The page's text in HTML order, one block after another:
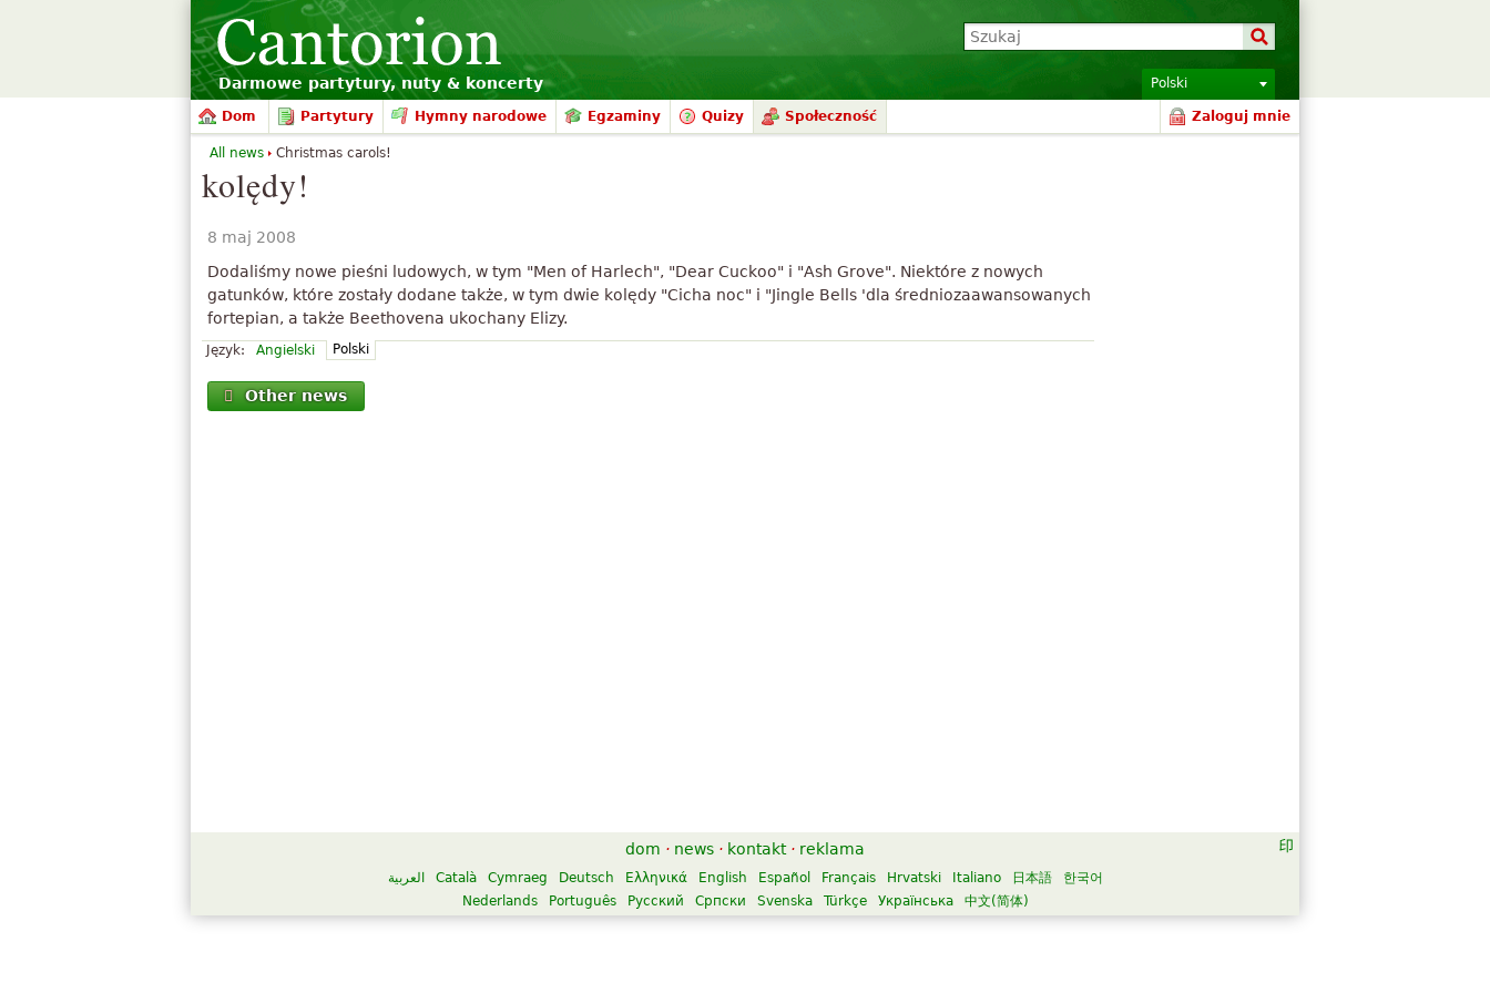
Darmowe partytury, nuty & koncerty Polski
Dom Partytury Hymny narodowe Egzaminy Quizy Społeczność Zaloguj mnie
kolędy!
8 maj 2008
Dodaliśmy nowe pieśni ludowych, w tym "Men of Harlech", "Dear Cuckoo" i "Ash Grove". Niektóre z nowych
gatunków, które zostały dodane także, w tym dwie kolędy "Cicha noc" i "Jingle Bells 'dla średniozaawansowanych
fortepian, a także Beethovena ukochany Elizy.
Język: Angielski Polski
Other news
All news Christmas carols!
dom · news · kontakt · reklama
العربية Català Cymraeg Deutsch Ελληνικά English Español Français Hrvatski Italiano 日本語
한국어
Nederlands
Português Русский Српски Svenska Türkçe Українська 中文(简体)